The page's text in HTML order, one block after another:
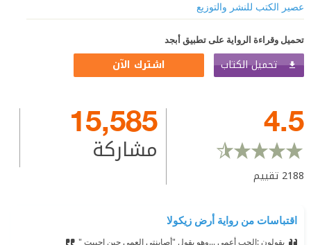
عصير الكتب للنشر والتوزيع
تحميل وقراءة الرواية على تطبيق أبجد
تحميل الكتاب اشترك الآن
4.5
2188 تقييم
15,585
مشاركة
اقتباسات من رواية أرض زيكولا
يقولون :الحب أعمي ...وهو يقول "أصابنتي العمي حين احببت "